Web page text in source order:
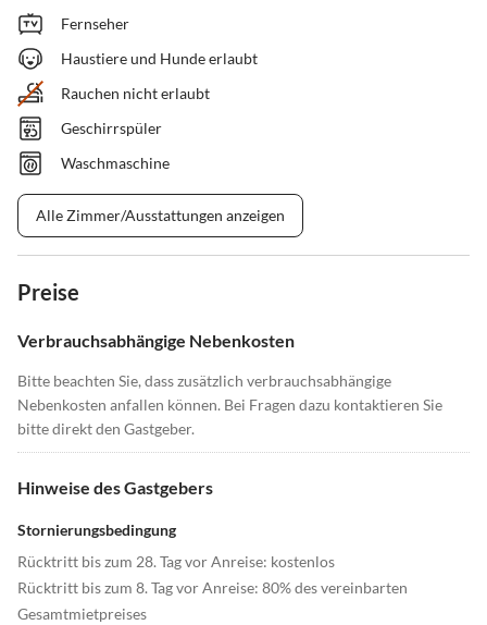
Fernseher
Haustiere und Hunde erlaubt
Rauchen nicht erlaubt
Geschirrspüler
Waschmaschine
Alle Zimmer/Ausstattungen anzeigen
Preise
Verbrauchsabhängige Nebenkosten
Bitte beachten Sie, dass zusätzlich verbrauchsabhängige
Nebenkosten anfallen können. Bei Fragen dazu kontaktieren Sie
bitte direkt den Gastgeber.
Hinweise des Gastgebers
Stornierungsbedingung
Rücktritt bis zum 28. Tag vor Anreise: kostenlos
Rücktritt bis zum 8. Tag vor Anreise: 80% des vereinbarten
Gesamtmietpreises